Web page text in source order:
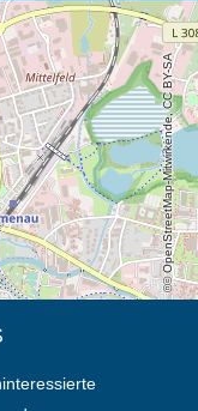
(Karte)
© OpenStreetMap-Mitwirkende, CC BY-SA